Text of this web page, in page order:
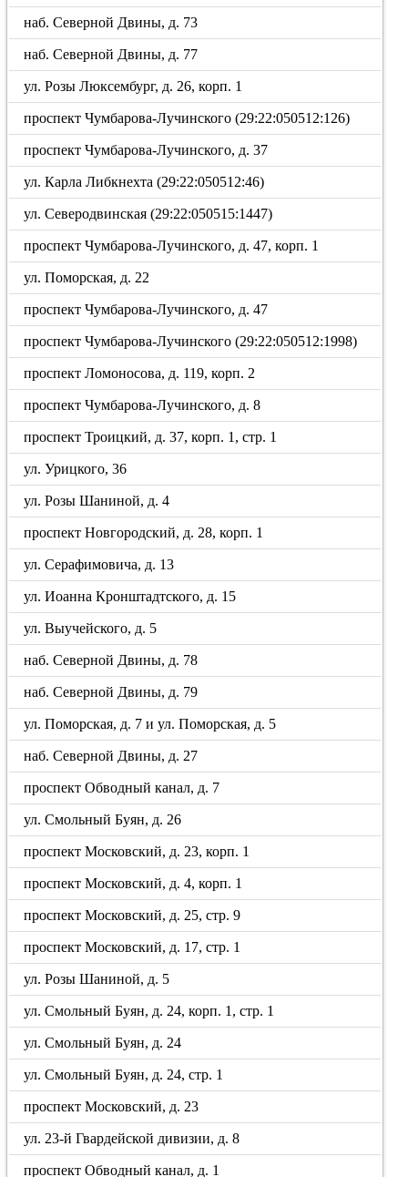
наб. Северной Двины, д. 73
наб. Северной Двины, д. 77
ул. Розы Люксембург, д. 26, корп. 1
проспект Чумбарова-Лучинского (29:22:050512:126)
проспект Чумбарова-Лучинского, д. 37
ул. Карла Либкнехта (29:22:050512:46)
ул. Северодвинская (29:22:050515:1447)
проспект Чумбарова-Лучинского, д. 47, корп. 1
ул. Поморская, д. 22
проспект Чумбарова-Лучинского, д. 47
проспект Чумбарова-Лучинского (29:22:050512:1998)
проспект Ломоносова, д. 119, корп. 2
проспект Чумбарова-Лучинского, д. 8
проспект Троицкий, д. 37, корп. 1, стр. 1
ул. Урицкого, 36
ул. Розы Шаниной, д. 4
проспект Новгородский, д. 28, корп. 1
ул. Серафимовича, д. 13
ул. Иоанна Кронштадтского, д. 15
ул. Выучейского, д. 5
наб. Северной Двины, д. 78
наб. Северной Двины, д. 79
ул. Поморская, д. 7 и ул. Поморская, д. 5
наб. Северной Двины, д. 27
проспект Обводный канал, д. 7
ул. Смольный Буян, д. 26
проспект Московский, д. 23, корп. 1
проспект Московский, д. 4, корп. 1
проспект Московский, д. 25, стр. 9
проспект Московский, д. 17, стр. 1
ул. Розы Шаниной, д. 5
ул. Смольный Буян, д. 24, корп. 1, стр. 1
ул. Смольный Буян, д. 24
ул. Смольный Буян, д. 24, стр. 1
проспект Московский, д. 23
ул. 23-й Гвардейской дивизии, д. 8
проспект Обводный канал, д. 1